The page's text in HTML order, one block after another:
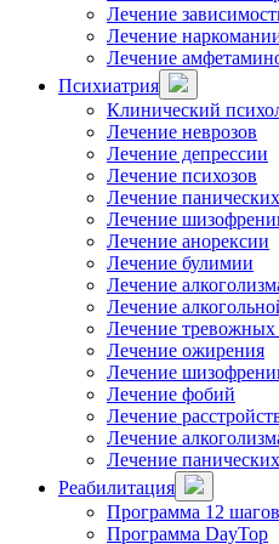
Лечение
Лечение
Лечение
Психиатрия
Клинический
Лечение неврозов
Лечение депрессии
Лечение психозов
Лечение
Лечение
Лечение анорексии
Лечение булимии
Лечение
Лечение
Лечение тревожных
Лечение ожирения
Лечение
Лечение фобий
Лечение
Лечение
Лечение
Реабилитация
Программа 12 шагов
Программа DayTop